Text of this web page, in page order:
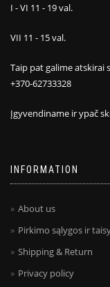
I - VI 11 - 19 val.
VII 11 - 15 val.
Taip pat galime
+370-62733328
Įgyvendiname ir ypač
INFORMATION
About us
Pirkimo sąlygos ir
Shipping & Return
Privacy policy